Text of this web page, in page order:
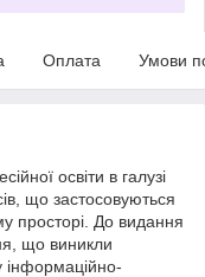
Оплата Умови
освіти в галузі
що застосовуються
просторі. До видання
що виникли
інформаційно-